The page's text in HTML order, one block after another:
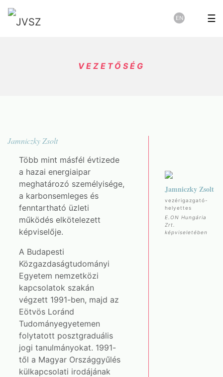
☰
EN
VEZETŐSÉG
Jamniczky Zsolt
Több mint másfél évtizede
a hazai energiaipar
meghatározó személyisége,
a karbonsemleges és
fenntartható üzleti
működés elkötelezett
képviselője.
A Budapesti
Közgazdaságtudományi
Egyetem nemzetközi
kapcsolatok szakán
végzett 1991-ben, majd az
Eötvös Loránd
Tudományegyetemen
folytatott posztgraduális
jogi tanulmányokat. 1991-
től a Magyar Országgyűlés
külkapcsolati irodájának
Jamniczky Zsolt
vezérigazgató-
helyettes
E.ON Hungária
Zrt.
képviseletében